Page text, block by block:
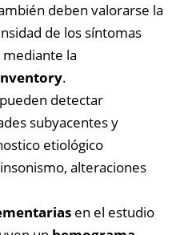
deben valorarse la
de los síntomas
mediante la
.
detectar
subyacentes y
etiológico
alteraciones
en el estudio